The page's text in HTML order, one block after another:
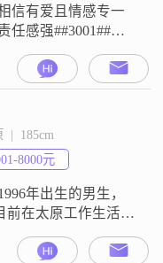
信有爱且情感专一
任感强##3001##圈
那些年纪太小或想
我渴望的情感是身
相互滋养，凡事有
一能大于二的，还
婚恋网加过太多乱
气很重看谁都像P子
不喜欢负能量太重
男人，如果
|  185cm
8000元
年出生的男生，
前在太原工作生活
元之间##3002##